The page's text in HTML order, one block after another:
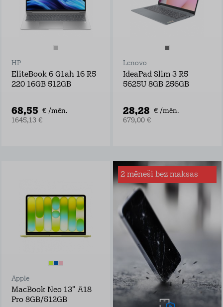
HP
EliteBook 6 G1ah 16 R5
220 16GB 512GB
68,55 € /mēn.
1645,13 €
Lenovo
IdeaPad Slim 3 R5
5625U 8GB 256GB
28,28 € /mēn.
679,00 €
Apple
MacBook Neo 13" A18
Pro 8GB/512GB
2 mēneši bez maksas
Apdrošināšana
ierīcei
Tele2 ierīču
apdrošināšana
garantē pilnu
zaudējumu atmaksu
šādos gadījumos:
ekrāna, korpusa
vai jebkādi citi
bojājumi
šķidruma nodarīti
bojājumi
zādzība vai